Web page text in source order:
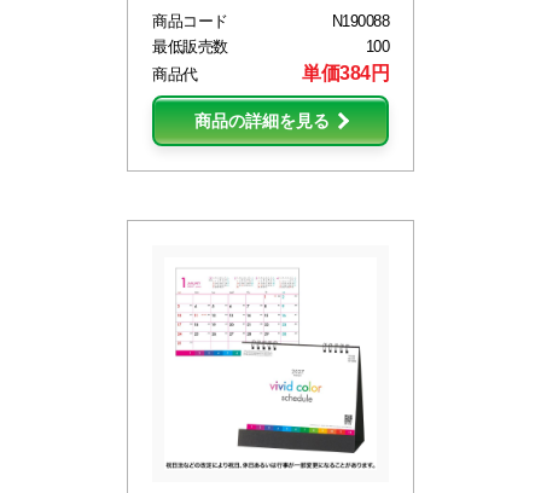
商品コード
N190088
最低販売数
100
商品代
単価384円
商品の詳細を見る